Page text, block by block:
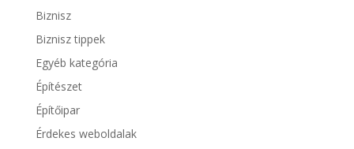
Biznisz
Biznisz tippek
Egyéb kategória
Építészet
Építőipar
Érdekes weboldalak